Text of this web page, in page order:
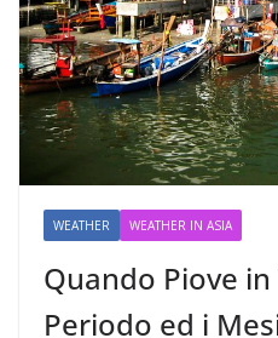
WEATHER WEATHER IN ASIA
Quando Piove
Periodo ed i